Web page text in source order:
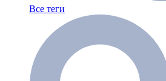
Все теги